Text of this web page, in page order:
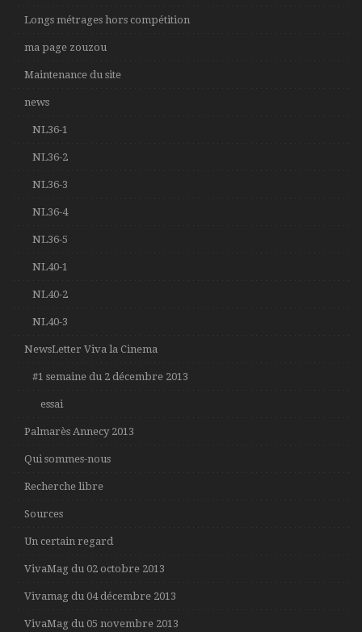
Longs métrages hors compétition
ma page zouzou
Maintenance du site
news
NL36-1
NL36-2
NL36-3
NL36-4
NL36-5
NL40-1
NL40-2
NL40-3
NewsLetter Viva la Cinema
#1 semaine du 2 décembre 2013
essai
Palmarès Annecy 2013
Qui sommes-nous
Recherche libre
Sources
Un certain regard
VivaMag du 02 octobre 2013
Vivamag du 04 décembre 2013
VivaMag du 05 novembre 2013